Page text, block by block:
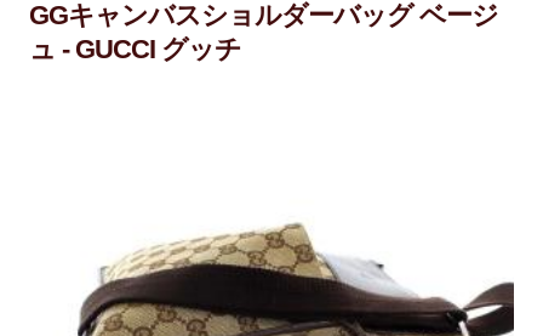
GGキャンバスショルダーバッグ ベージ
ュ - GUCCI グッチ